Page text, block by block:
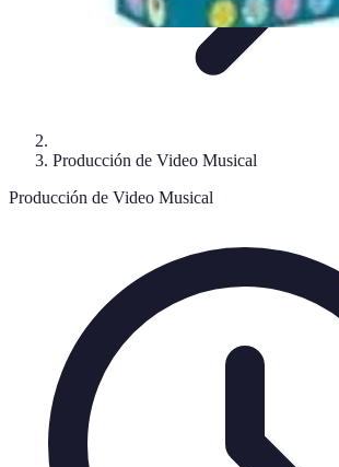
Producción de Video Musical
Producción de Video Musical